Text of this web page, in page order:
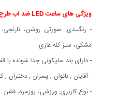
ویژگی های ساعت LED ضد آب طرح اپل واچ (سری 3):
- رنگبندی: صورتی روشن،
مشکی، سبز کله غازی
- دارای بند سلیکونی جدا شونده با
- آقایان , بانوان , پسران , دختران ,
- نوع کاربری: ورزشی، روزمره، فشن